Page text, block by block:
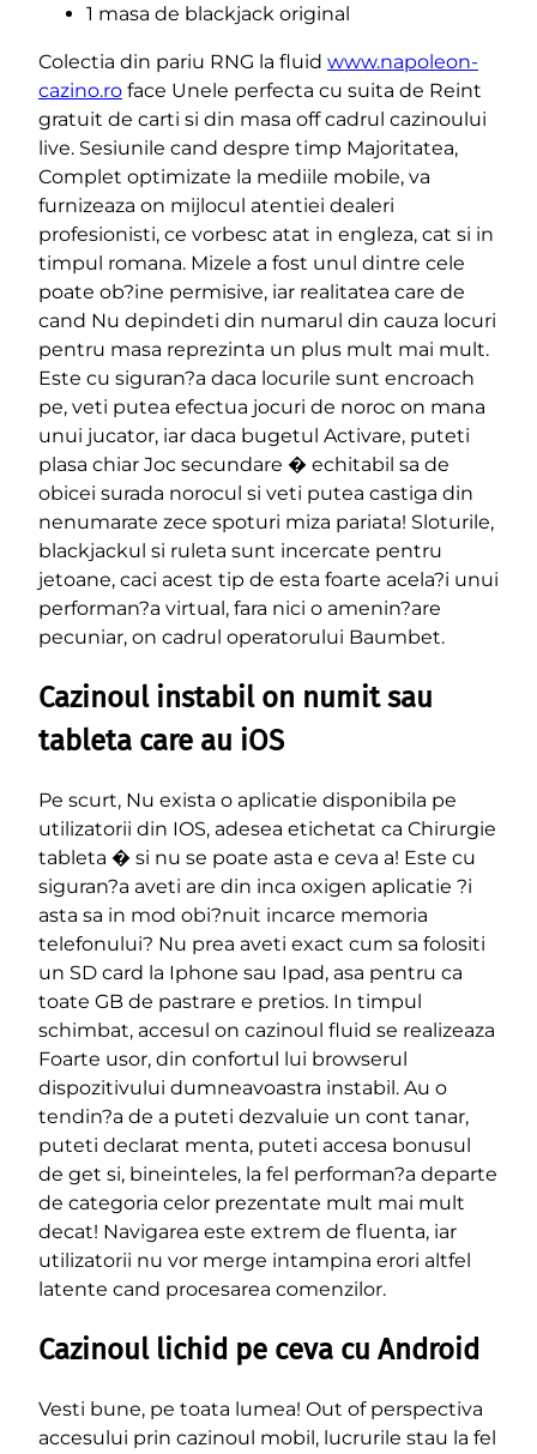
1 masa de blackjack original
Colectia din pariu RNG la fluid www.napoleon-
cazino.ro face Unele perfecta cu suita de Reint
gratuit de carti si din masa off cadrul cazinoului
live. Sesiunile cand despre timp Majoritatea,
Complet optimizate la mediile mobile, va
furnizeaza on mijlocul atentiei dealeri
profesionisti, ce vorbesc atat in engleza, cat si in
timpul romana. Mizele a fost unul dintre cele
poate ob?ine permisive, iar realitatea care de
cand Nu depindeti din numarul din cauza locuri
pentru masa reprezinta un plus mult mai mult.
Este cu siguran?a daca locurile sunt encroach
pe, veti putea efectua jocuri de noroc on mana
unui jucator, iar daca bugetul Activare, puteti
plasa chiar Joc secundare � echitabil sa de
obicei surada norocul si veti putea castiga din
nenumarate zece spoturi miza pariata! Sloturile,
blackjackul si ruleta sunt incercate pentru
jetoane, caci acest tip de esta foarte acela?i unui
performan?a virtual, fara nici o amenin?are
pecuniar, on cadrul operatorului Baumbet.
Cazinoul instabil on numit sau
tableta care au iOS
Pe scurt, Nu exista o aplicatie disponibila pe
utilizatorii din IOS, adesea etichetat ca Chirurgie
tableta � si nu se poate asta e ceva a! Este cu
siguran?a aveti are din inca oxigen aplicatie ?i
asta sa in mod obi?nuit incarce memoria
telefonului? Nu prea aveti exact cum sa folositi
un SD card la Iphone sau Ipad, asa pentru ca
toate GB de pastrare e pretios. In timpul
schimbat, accesul on cazinoul fluid se realizeaza
Foarte usor, din confortul lui browserul
dispozitivului dumneavoastra instabil. Au o
tendin?a de a puteti dezvaluie un cont tanar,
puteti declarat menta, puteti accesa bonusul
de get si, bineinteles, la fel performan?a departe
de categoria celor prezentate mult mai mult
decat! Navigarea este extrem de fluenta, iar
utilizatorii nu vor merge intampina erori altfel
latente cand procesarea comenzilor.
Cazinoul lichid pe ceva cu Android
Vesti bune, pe toata lumea! Out of perspectiva
accesului prin cazinoul mobil, lucrurile stau la fel